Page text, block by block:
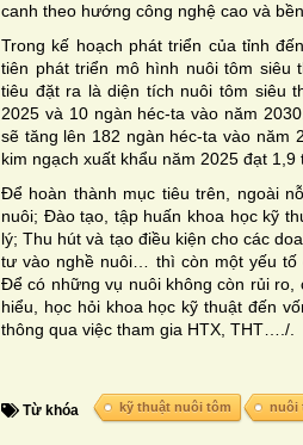
canh theo hướng công nghệ cao và
Trong kế hoạch phát triển của tỉnh
tiên phát triển mô hình nuôi tôm siêu
tiêu đặt ra là diện tích nuôi tôm siêu
2025 và 10 ngàn héc-ta vào năm
sẽ tăng lên 182 ngàn héc-ta vào năm
kim ngạch xuất khẩu năm 2025 đạt
Để hoàn thành mục tiêu trên, ngoài
nuôi; Đào tạo, tập huấn khoa học kỹ
lý; Thu hút và tạo điều kiện cho các
tư vào nghề nuôi… thì còn một yếu tố
Để có những vụ nuôi không còn rủi
hiểu, học hỏi khoa học kỹ thuật đến
thông qua việc tham gia HTX, THT…./.
Từ khóa kỹ thuật nuôi tôm nuôi